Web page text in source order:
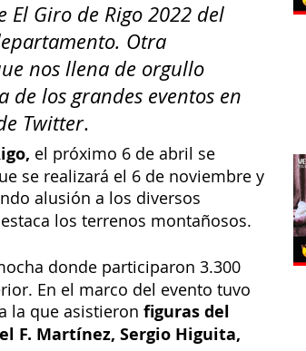
El Giro de Rigo 2022 del
Otra
nos llena de orgullo
de los grandes eventos en
Twitter.
el próximo 6 de abril se
se realizará el 6 de noviembre y
alusión a los diversos
los terrenos montañosos.
donde participaron 3.300
En el marco del evento tuvo
la que asistieron figuras del
F. Martínez, Sergio Higuita,